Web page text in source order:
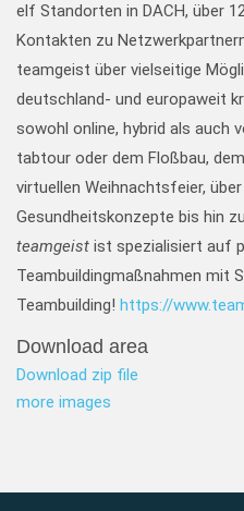
elf Standorten in DACH, über
Kontakten zu
teamgeist über vielseitige
deutschland- und europaweit
sowohl online, hybrid als auch
tabtour oder dem Floßbau,
virtuellen Weihnachtsfeier,
Gesundheitskonzepte bis hin
teamgeist ist spezialisiert auf
Teambuildingmaßnahmen mit
Teambuilding! https://
Download area
Download zip file
more images